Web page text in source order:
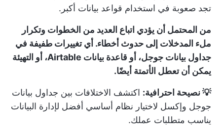
تجد صعوبة في استخدام قواعد بيانات أكبر.
من المحتمل أن يؤدي اتباع العديد من الخطوات وتكرار
ملء المدخلات إلى حدوث أخطاء. أي تغييرات طفيفة في
جداول بيانات جوجل، أو قاعدة بيانات Airtable، أو التهيئة
يمكن أن تعطل الأتمتة أيضًا.
💡 نصيحة احترافية: اكتشف الاختلافات بين جداول بيانات
جوجل وإكسل لاختيار نظام أساسي أفضل لإدارة البيانات
يناسب متطلبات عملك.